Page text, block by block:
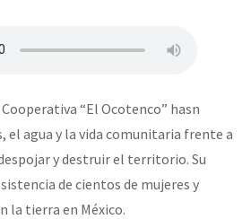
Virá” se publica no Estado Espanhol
saiba! Nossas lutas pela
el CNI: 30 años de Resistencia y
“El Ocotenco” hasn
el agua y la vida comunitaria frente a
y destruir el territorio. Su
de cientos de mujeres y
la tierra en México.